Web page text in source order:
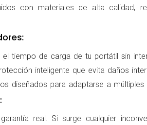
con materiales de alta calidad,
el tiempo de carga de tu portátil sin
inteligente que evita daños
diseñados para adaptarse a
real. Si surge cualquier